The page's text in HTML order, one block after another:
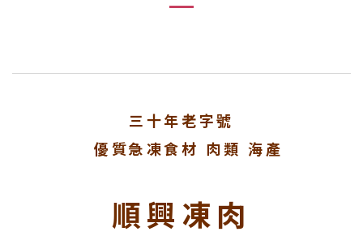
三十年老字號
優質急凍食材 肉類 海產
順興凍肉